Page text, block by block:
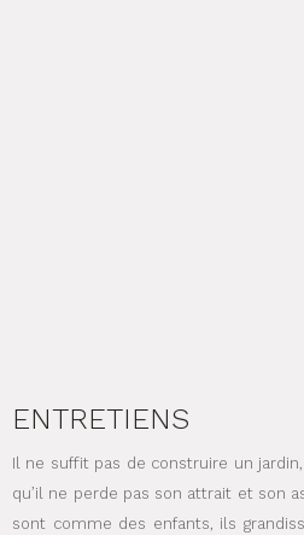
ENTRETIENS
Il ne suffit pas de construire un
qu’il ne perde pas son attrait et son
sont comme des enfants, ils